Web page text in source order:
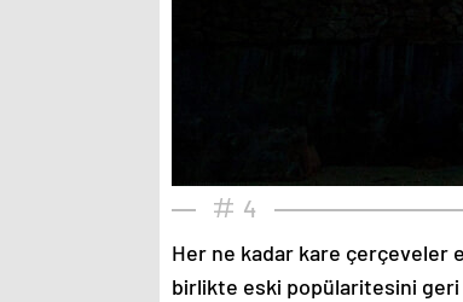
4
Her ne kadar kare çerçeveler
birlikte eski popülaritesini geri